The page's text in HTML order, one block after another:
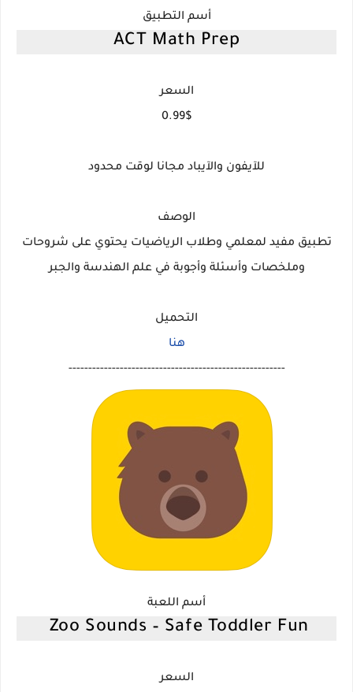
أسم التطبيق
ACT Math Prep
السعر
0.99$
للآيفون والآيباد مجانا لوقت محدود
الوصف
تطبيق مفيد لمعلمي وطلاب الرياضيات يحتوي على شروحات
وملخصات وأسئلة وأجوبة في علم الهندسة والجبر
التحميل
هنا
-------------------------------------------------------
أسم اللعبة
Zoo Sounds – Safe Toddler Fun
السعر